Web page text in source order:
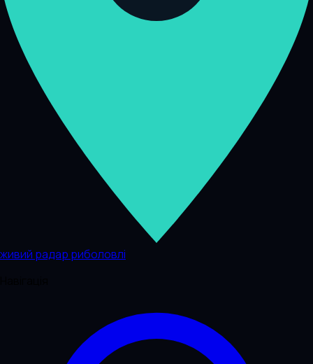
живий радар риболовлі